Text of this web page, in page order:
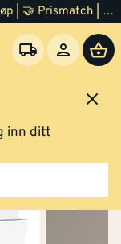
🚚 Fri frakt over 20 000 kr | 💰 Bonus på kjøp | 🤝 Prismatch | ⭐ 100% fornøyd garanti | 🏪 140 byggevarehus
inn ditt